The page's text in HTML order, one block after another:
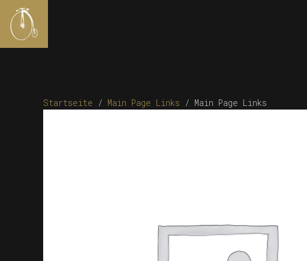
Startseite / Main Page Links / Main Page Links